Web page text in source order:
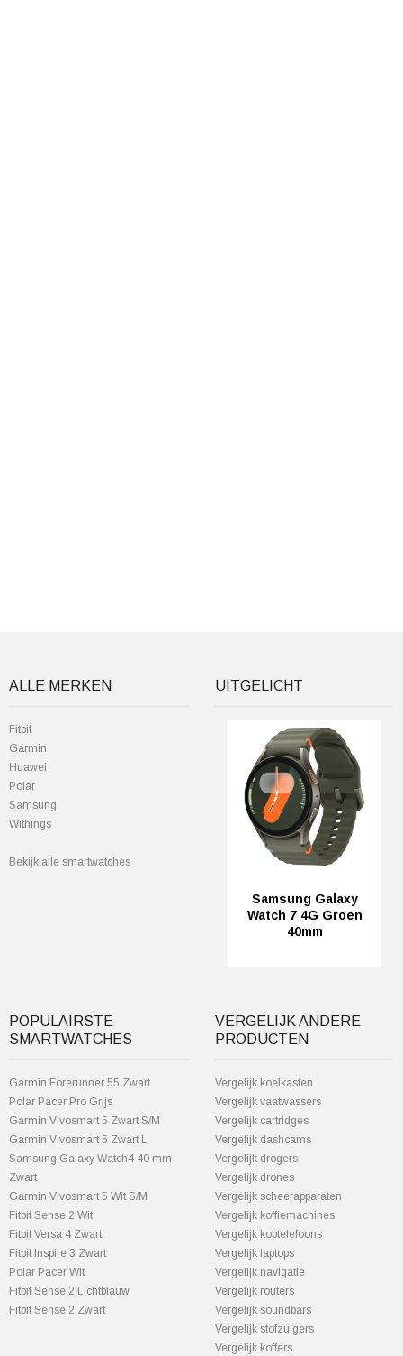
ALLE MERKEN
Fitbit
Garmin
Huawei
Polar
Samsung
Withings
Bekijk alle smartwatches
UITGELICHT
Samsung Galaxy
Watch 7 4G Groen
40mm
POPULAIRSTE
SMARTWATCHES
Garmin Forerunner 55 Zwart
Polar Pacer Pro Grijs
Garmin Vivosmart 5 Zwart S/M
Garmin Vivosmart 5 Zwart L
Samsung Galaxy Watch4 40 mm
Zwart
Garmin Vivosmart 5 Wit S/M
Fitbit Sense 2 Wit
Fitbit Versa 4 Zwart
Fitbit Inspire 3 Zwart
Polar Pacer Wit
Fitbit Sense 2 Lichtblauw
Fitbit Sense 2 Zwart
VERGELIJK ANDERE
PRODUCTEN
Vergelijk koelkasten
Vergelijk vaatwassers
Vergelijk cartridges
Vergelijk dashcams
Vergelijk drogers
Vergelijk drones
Vergelijk scheerapparaten
Vergelijk koffiemachines
Vergelijk koptelefoons
Vergelijk laptops
Vergelijk navigatie
Vergelijk routers
Vergelijk soundbars
Vergelijk stofzuigers
Vergelijk koffers